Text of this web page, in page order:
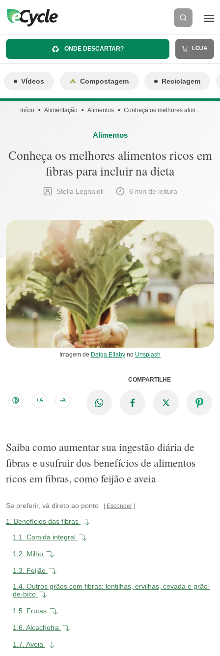
ONDE DESCARTAR? LOJA
Vídeos Compostagem Reciclagem
Início Alimentação Alimentos Conheça os melhores alim...
Alimentos
Conheça os melhores alimentos ricos em
fibras para incluir na dieta
Stella Legnaioli 6 min de leitura
Imagem de Daiga Ellaby no Unsplash
+A -A
COMPARTILHE
Saiba como aumentar sua ingestão diária de
fibras e usufruir dos benefícios de alimentos
ricos em fibras, como feijão e aveia
Se preferir, vá direto ao ponto Esconder
1.
Benefícios das fibras
1.1.
Comida integral
1.2. Milho
1.3. Feijão
1.4. Outros grãos com fibras: lentilhas, ervilhas, cevada e grão-
de-bico
1.5. Frutas
1.6. Alcachofra
1.7. Aveia